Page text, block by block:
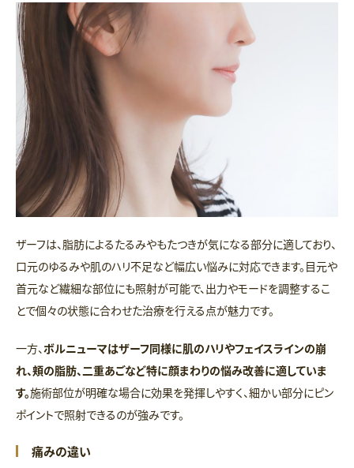
ザーフは、脂肪によるたるみやもたつきが気になる部分に適しており、
口元のゆるみや肌のハリ不足など幅広い悩みに対応できます。目元や
首元など繊細な部位にも照射が可能で、出力やモードを調整するこ
とで個々の状態に合わせた治療を行える点が魅力です。
一方、ボルニューマはザーフ同様に肌のハリやフェイスラインの崩
れ、頬の脂肪、二重あごなど特に顔まわりの悩み改善に適していま
す。施術部位が明確な場合に効果を発揮しやすく、細かい部分にピン
ポイントで照射できるのが強みです。
痛みの違い